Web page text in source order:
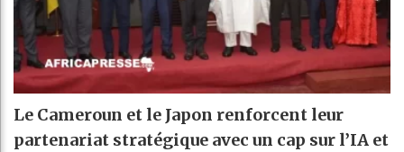
Le Cameroun et le Japon renforcent leur
partenariat stratégique avec un cap sur l’IA et